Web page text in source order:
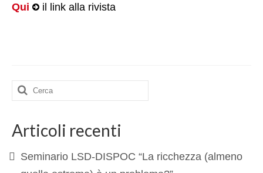
FORMAZIONE
Qui il link alla rivista
Cerca:
Articoli recenti
Seminario LSD-DISPOC “La ricchezza (almeno